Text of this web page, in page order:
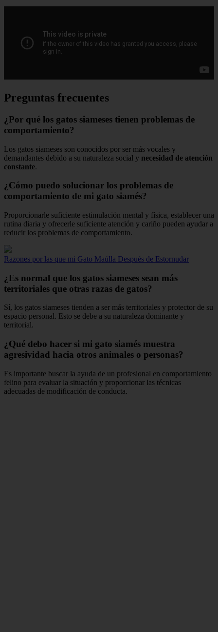
Preguntas frecuentes
¿Por qué los gatos siameses tienen problemas de
comportamiento?
Los gatos siameses son conocidos por ser más vocales y
demandantes debido a su naturaleza social y necesidad de atención
constante.
¿Cómo puedo solucionar los problemas de
comportamiento de mi gato siamés?
Proporcionarle suficiente estimulación mental y física, establecer una
rutina diaria y ofrecerle suficiente atención y cariño pueden ayudar a
reducir los problemas de comportamiento.
Razones por las que mi Gato Maúlla Después de Estornudar
¿Es normal que los gatos siameses sean más
territoriales que otras razas de gatos?
Sí, los gatos siameses tienden a ser más territoriales y protector de su
espacio personal. Esto se debe a su naturaleza dominante y
territorial.
¿Qué debo hacer si mi gato siamés muestra
agresividad hacia otros animales o personas?
Es importante buscar la ayuda de un profesional en comportamiento
felino para evaluar la situación y proporcionar las técnicas
adecuadas de modificación de conducta.